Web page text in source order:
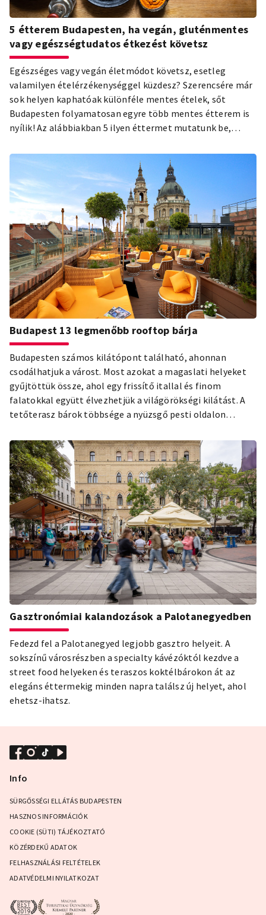
5 étterem Budapesten, ha vegán, gluténmentes
vagy egészségtudatos étkezést követsz
Egészséges vagy vegán életmódot követsz, esetleg
valamilyen ételérzékenységgel küzdesz? Szerencsére már
sok helyen kaphatóak különféle mentes ételek, sőt
Budapesten folyamatosan egyre több mentes étterem is
nyílik! Az alábbiakban 5 ilyen éttermet mutatunk be,
palettáját erősítik.
Budapest 13 legmenőbb rooftop bárja
Budapesten számos kilátópont található, ahonnan
csodálhatjuk a várost. Most azokat a magaslati helyeket
gyűjtöttük össze, ahol egy frissítő itallal és finom
falatokkal együtt élvezhetjük a világörökségi kilátást. A
tetőterasz bárok többsége a nyüzsgő pesti oldalon
van, ahova a szállóvendégek mellett bárki betérhet.
Gasztronómiai kalandozások a Palotanegyedben
Fedezd fel a Palotanegyed legjobb gasztro helyeit. A
sokszínű városrészben a specialty kávézóktól kezdve a
street food helyeken és teraszos koktélbárokon át az
elegáns éttermekig minden napra találsz új helyet, ahol
ehetsz-ihatsz.
Info
SÜRGŐSSÉGI ELLÁTÁS BUDAPESTEN
HASZNOS INFORMÁCIÓK
COOKIE (SÜTI) TÁJÉKOZTATÓ
KÖZÉRDEKŰ ADATOK
FELHASZNÁLÁSI FELTÉTELEK
ADATVÉDELMI NYILATKOZAT